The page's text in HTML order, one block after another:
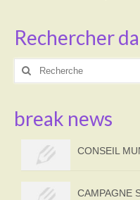
Rechercher
Rechercher
break news
CONSEIL
CAMPAGNE